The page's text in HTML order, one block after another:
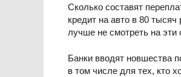
Сколько составят
кредит на авто в 80
лучше не смотреть на
Банки вводят новшества
в том числе для тех, кто